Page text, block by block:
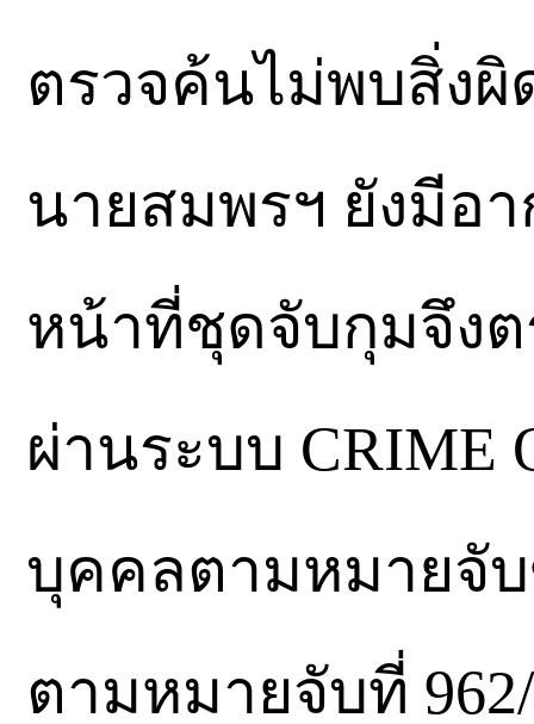
ตรวจค้นไม่พบสิ่งผิ
นายสมพรฯ ยังมีอา
หน้าที่ชุดจับกุมจึง
ผ่านระบบ CRIME
บุคคลตามหมายจั
ตามหมายจับที่